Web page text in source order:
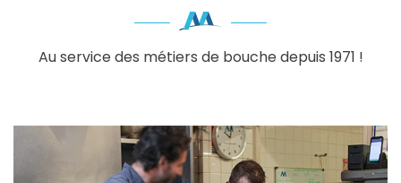
Au service des métiers de bouche depuis 1971 !